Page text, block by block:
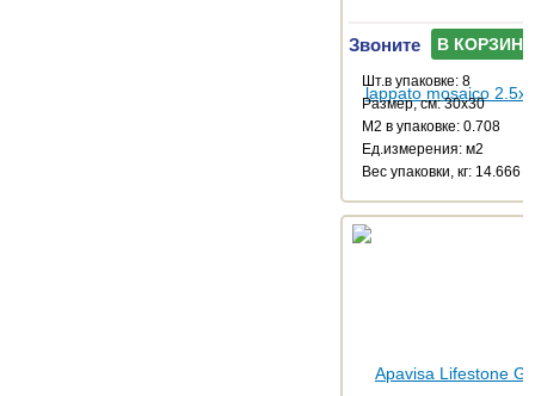
Звоните В КОРЗИНУ
Шт.в упаковке: 8
Размер, см: 30x30
М2 в упаковке: 0.708
Ед.измерения: м2
Веc упаковки, кг: 14.666